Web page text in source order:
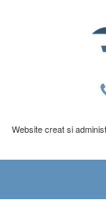
Website creat si